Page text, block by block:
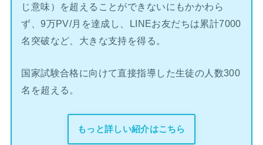
じ意味）を超えることができないにもかかわら
ず、9万PV/月を達成し、LINEお友だちは累計7000
名突破など、大きな支持を得る。
国家試験合格に向けて直接指導した生徒の人数300
名を超える。
もっと詳しい紹介はこちら